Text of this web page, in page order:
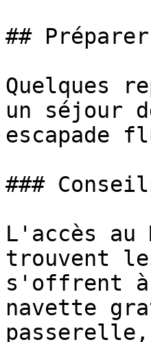
##
Quelques
un séjour
escapade
###
L'accès
trouvent
s'offrent
navette